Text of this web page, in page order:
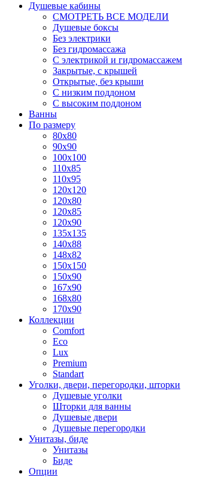
Душевые кабины
СМОТРЕТЬ ВСЕ МОДЕЛИ
Душевые боксы
Без электрики
Без гидромассажа
С электрикой и гидромассажем
Закрытые, с крышей
Открытые, без крыши
С низким поддоном
С высоким поддоном
Ванны
По размеру
80x80
90x90
100x100
110x85
110x95
120x120
120x80
120x85
120x90
135x135
140x88
148x82
150x150
150x90
167x90
168x80
170x90
Коллекции
Comfort
Eco
Lux
Premium
Standart
Уголки, двери, перегородки, шторки
Душевые уголки
Шторки для ванны
Душевые двери
Душевые перегородки
Унитазы, биде
Унитазы
Биде
Опции